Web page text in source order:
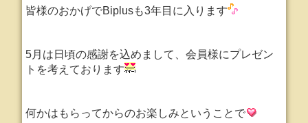
皆様のおかげでBiplusも3年目に入ります
5月は日頃の感謝を込めまして、会員様にプレゼン
トを考えております
何かはもらってからのお楽しみということで